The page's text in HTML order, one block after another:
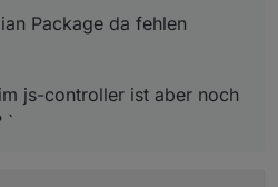
Package da fehlen
js-controller ist aber noch
`